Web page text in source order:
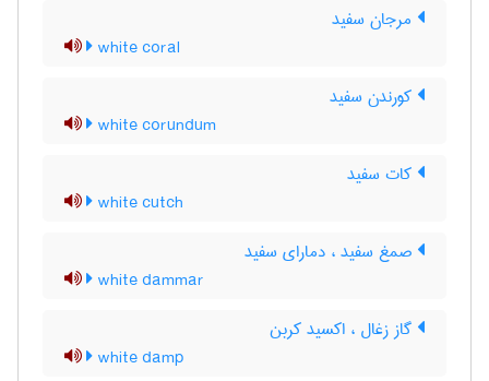
مرجان سفید
white coral
کورندن سفید
white corundum
کات سفید
white cutch
صمغ سفید ، دمارای سفید
white dammar
گاز زغال ، اکسید کربن
white damp